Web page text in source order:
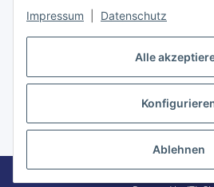
Alle
Ablehnen
Impressum Datenschutz
Vertrag
* Alle Preise inkl. gesetzlicher USt., zzgl.